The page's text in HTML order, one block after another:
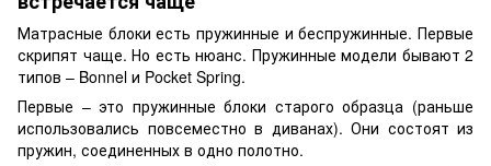
Матрасные блоки есть пружинные и беспружинные. Первые
скрипят чаще. Но есть нюанс. Пружинные модели бывают 2
типов – Bonnel и Pocket Spring.
Первые – это пружинные блоки старого образца (раньше
использовались повсеместно в диванах). Они состоят из
пружин, соединенных в одно полотно.